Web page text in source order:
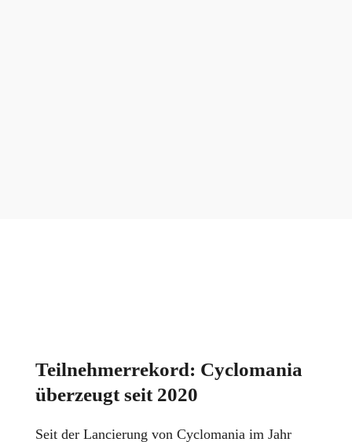
Teilnehmerrekord: Cyclomania
überzeugt seit 2020
Seit der Lancierung von Cyclomania im Jahr